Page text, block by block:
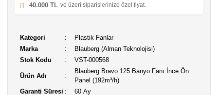
40.000 TL ve üzeri siparişlerinize özel fiyat.
Kategori
Plastik Fanlar
Marka
Blauberg (Alman Teknolojisi)
Stok Kodu
VST-000568
Ürün Adı
Blauberg Bravo 125 Banyo Fanı İnce Ön
Panel (192m³/h)
Garanti Süresi
60 Ay